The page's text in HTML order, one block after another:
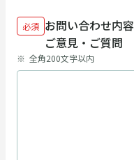
必須 お問い合わせ内容
ご意見・ご質問
全角200文字以内